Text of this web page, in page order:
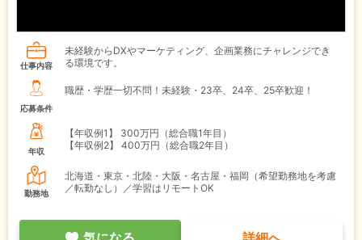
仕事内容
未経験からDXやマーケティング、企画業務にチャレンジでき
る環境です。
応募条件
職歴・学歴一切不問！未経験・23卒、24卒、25卒歓迎！
年収
【年収例1】
300万円（総合職1年目）
【年収例2】
400万円（総合職2年目）
勤務地
北海道・東京・北陸・大阪・名古屋・福岡（希望勤務地を考慮
／転勤なし）／学習はリモートOK